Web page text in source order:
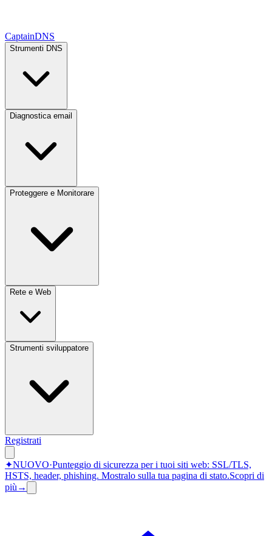
CaptainDNS
Strumenti DNS
Diagnostica email
Proteggere e Monitorare
Rete e Web
Strumenti sviluppatore
Registrati
✦NUOVO·Punteggio di sicurezza per i tuoi siti web: SSL/TLS,
HSTS, header, phishing. Mostralo sulla tua pagina di stato.Scopri di
più →